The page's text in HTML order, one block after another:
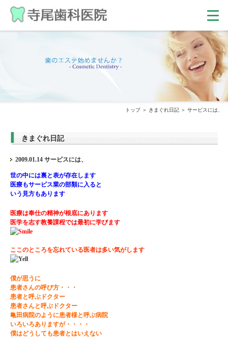
トップ きまぐれ日記 サービスには、
きまぐれ日記
2009.01.14 サービスには、
世の中には裏と表が存在します
医療もサービス業の部類に入ると
いう見方もあります
医療は奉仕の精神が根底にあります
医学を志す教養課程では最初に学びます
ここのところを忘れている医者は多い気がします
僕が思うに
患者さんの呼び方・・・
患者と呼ぶドクター
患者さんと呼ぶドクター
亀田病院のように患者様と呼ぶ病院
いろいろありますが・・・・
僕はどうしても患者とはいえない